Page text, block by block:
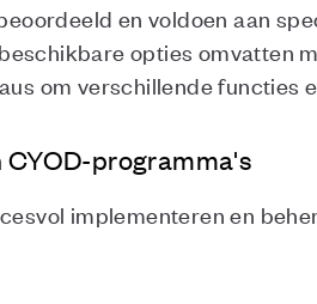
en voldoen aan
opties omvatten
om verschillende functies
CYOD-programma's
implementeren en